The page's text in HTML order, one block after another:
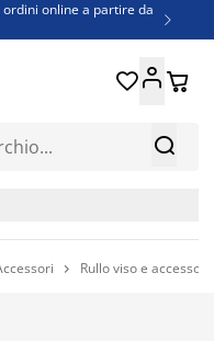
online a partire da

articoli fino al 70%
più adatto a te

 
 Rullo viso e